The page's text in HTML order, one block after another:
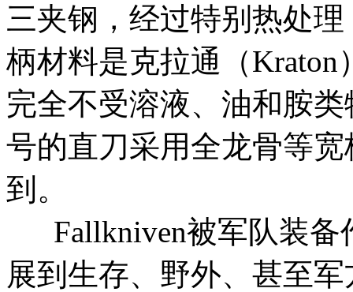
三夹钢，经过特别热处
柄材料是克拉通（
完全不受溶液、油和胺
号的直刀采用全龙骨等
到。
Fallkniven被军队装备
展到生存、野外、甚至